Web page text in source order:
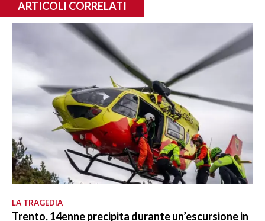
ARTICOLI CORRELATI
LA TRAGEDIA
Trento, 14enne precipita durante un’escursione in